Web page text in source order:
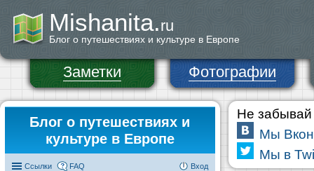
Mishanita.ru
Блог о путешествиях и культуре в Европе
Заметки Фотографии
Блог о путешествиях и
культуре в Европе
Ссылки FAQ Вход
Не забывай
Мы
Мы в